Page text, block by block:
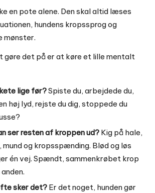
en pote alene. Den skal altid læses
hundens kropssprog og
mønster.
gøre det på er at køre et lille mentalt
lige før?Spiste du, arbejdede du,
høj lyd, rejste du dig, stoppede du
ser resten af kroppen ud? Kig på hale,
mund og kropsspænding. Blød og løs
én vej. Spændt, sammenkrøbet krop
sker det? Er det noget, hunden gør